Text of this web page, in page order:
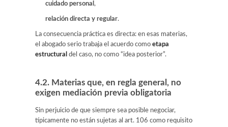
cuidado personal ,
relación directa y regular.
La consecuencia práctica es directa: en esas materias,
el abogado serio trabaja el acuerdo como etapa
estructural del caso, no como “idea posterior”.
4.2. Materias que, en regla general, no
exigen mediación previa obligatoria
Sin perjuicio de que siempre sea posible negociar,
típicamente no están sujetas al art. 106 como requisito